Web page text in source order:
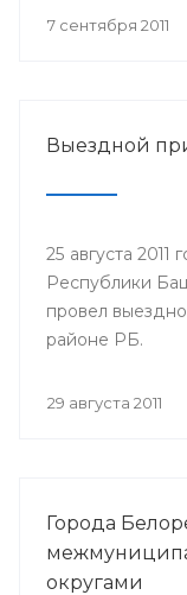
7 сентября 2011
Выездной
25 августа
Республики
провел
районе РБ.
29 августа 2011
Города
округами